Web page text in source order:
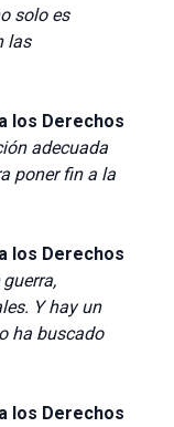
solo es
las
los Derechos
adecuada
poner fin a la
los Derechos
Y hay un
ha buscado
los Derechos